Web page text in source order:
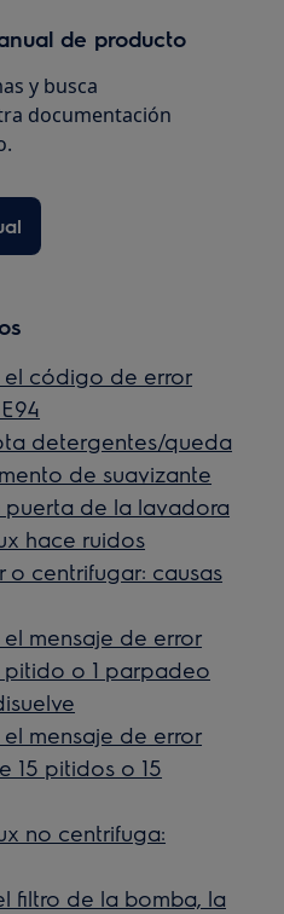
de producto
y busca
documentación
el código de error
detergentes/queda
de suavizante
de la lavadora
hace ruidos
o centrifugar: causas
mensaje de error
pitido o 1 parpadeo
mensaje de error
15 pitidos o 15
no centrifuga:
filtro de la bomba, la